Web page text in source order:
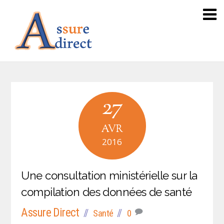
27
AVR
2016
Une consultation ministérielle sur la
compilation des données de santé
Assure Direct Santé 0